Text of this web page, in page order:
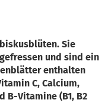
Sie
und sind ein
enthalten
C, Calcium,
B-Vitamine (B1, B2